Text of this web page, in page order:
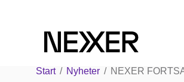
Start / Nyheter / NEXER